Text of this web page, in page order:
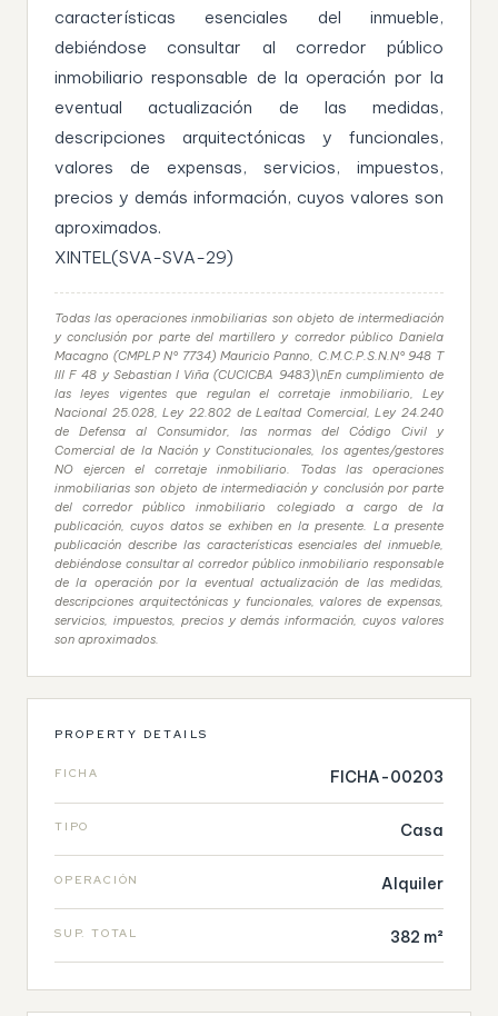
características esenciales del inmueble,
debiéndose consultar al corredor público
inmobiliario responsable de la operación por la
eventual actualización de las medidas,
descripciones arquitectónicas y funcionales,
valores de expensas, servicios, impuestos,
precios y demás información, cuyos valores son
aproximados.
XINTEL(SVA-SVA-29)
Todas las operaciones inmobiliarias son objeto de intermediación
y conclusión por parte del martillero y corredor público Daniela
Macagno (CMPLP N° 7734) Mauricio Panno, C.M.C.P.S.N.N° 948 T
III F 48 y Sebastian I Viña (CUCICBA 9483)\nEn cumplimiento de
las leyes vigentes que regulan el corretaje inmobiliario, Ley
Nacional 25.028, Ley 22.802 de Lealtad Comercial, Ley 24.240
de Defensa al Consumidor, las normas del Código Civil y
Comercial de la Nación y Constitucionales, los agentes/gestores
NO ejercen el corretaje inmobiliario. Todas las operaciones
inmobiliarias son objeto de intermediación y conclusión por parte
del corredor público inmobiliario colegiado a cargo de la
publicación, cuyos datos se exhiben en la presente. La presente
publicación describe las características esenciales del inmueble,
debiéndose consultar al corredor público inmobiliario responsable
de la operación por la eventual actualización de las medidas,
descripciones arquitectónicas y funcionales, valores de expensas,
servicios, impuestos, precios y demás información, cuyos valores
son aproximados.
PROPERTY DETAILS
FICHA FICHA-00203
TIPO Casa
OPERACIÓN Alquiler
SUP. TOTAL 382 m²